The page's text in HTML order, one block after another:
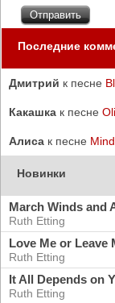
Последние
Дмитрий к песне
Какашка к песне
Алиса к песне
Новинки
March Winds and
Ruth Etting
Love Me or Leave
Ruth Etting
It All Depends on
Ruth Etting